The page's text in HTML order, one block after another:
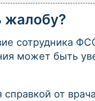
жалобу?
сотрудника
может быть
от